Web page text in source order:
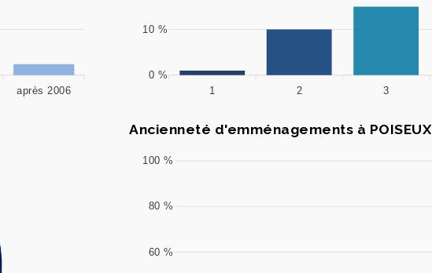
après 2006
10 %
0 %
1
2 3
Ancienneté d'emménagements à POISEUX
100 %
80 %
60 %